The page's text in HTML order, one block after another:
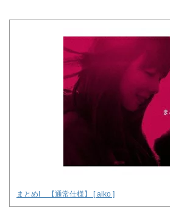
まとめI 【通常仕様】 [ aiko ]